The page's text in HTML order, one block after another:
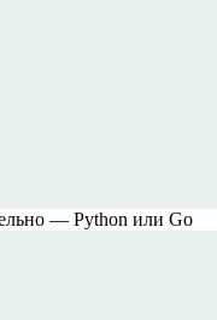
— Python или Go